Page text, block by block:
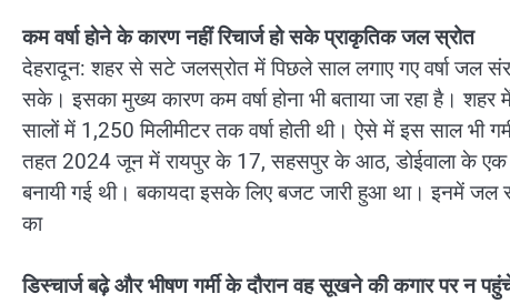
कम वर्षा हाेने के कारण नहीं रिचार्ज हो सके प्राकृतिक जल स्रोत
देहरादून: शहर से सटे जलस्रोत में पिछले साल लगाए गए वर्षा जल
सके। इसका मुख्य कारण कम वर्षा होना भी बताया जा रहा है। शहर
सालों में 1,250 मिलीमीटर तक वर्षा होती थी। ऐसे में इस साल
तहत 2024 जून में रायपुर के 17, सहसपुर के आठ, डोईवाला के एक
बनायी गई थी। बकायदा इसके लिए बजट जारी हुआ था। इनमें जल
का
डिस्चार्ज बढ़े और भीषण गर्मी के दौरान वह सूखने की कगार पर न